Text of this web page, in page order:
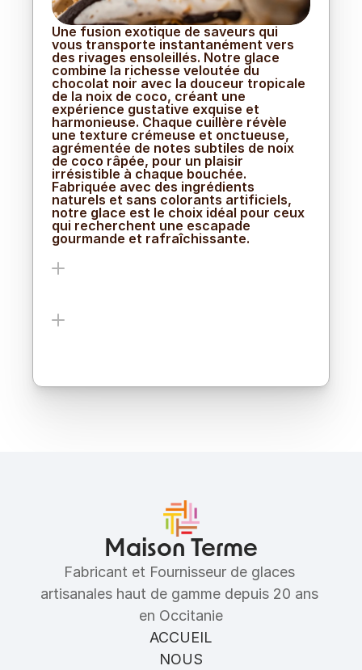
Une fusion exotique de saveurs qui
vous transporte instantanément vers
des rivages ensoleillés. Notre glace
combine la richesse veloutée du
chocolat noir avec la douceur tropicale
de la noix de coco, créant une
expérience gustative exquise et
harmonieuse. Chaque cuillère révèle
une texture crémeuse et onctueuse,
agrémentée de notes subtiles de noix
de coco râpée, pour un plaisir
irrésistible à chaque bouchée.
Fabriquée avec des ingrédients
naturels et sans colorants artificiels,
notre glace est le choix idéal pour ceux
qui recherchent une escapade
gourmande et rafraîchissante.
Ingrédients
Maison Terme
Fabricant et Fournisseur de glaces
artisanales haut de gamme depuis 20 ans
en Occitanie
ACCUEIL
NOUS